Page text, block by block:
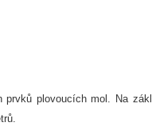
plovoucích mol. Na